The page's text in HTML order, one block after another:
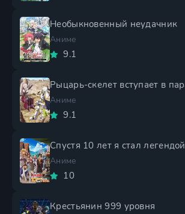
Необыкновенный неудачник
Аниме
9.1
Аниме
9.1
Спустя 10 лет я стал легендой
Аниме
10
Крестьянин 999 уровня